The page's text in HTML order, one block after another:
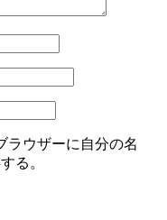
ラウザーに自分の名
る。